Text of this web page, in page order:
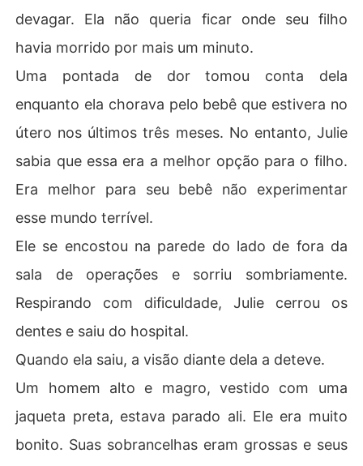
devagar. Ela não queria ficar onde seu filho
havia morrido por mais um minuto.
Uma pontada de dor tomou conta dela
enquanto ela chorava pelo bebê que estivera no
útero nos últimos três meses. No entanto, Julie
sabia que essa era a melhor opção para o filho.
Era melhor para seu bebê não experimentar
esse mundo terrível.
Ele se encostou na parede do lado de fora da
sala de operações e sorriu sombriamente.
Respirando com dificuldade, Julie cerrou os
dentes e saiu do hospital.
Quando ela saiu, a visão diante dela a deteve.
Um homem alto e magro, vestido com uma
jaqueta preta, estava parado ali. Ele era muito
bonito. Suas sobrancelhas eram grossas e seus